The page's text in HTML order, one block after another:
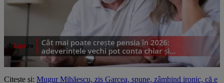
Citește și: Mugur Mihăescu, zis Garcea, spune, zâmbind ironic, că e